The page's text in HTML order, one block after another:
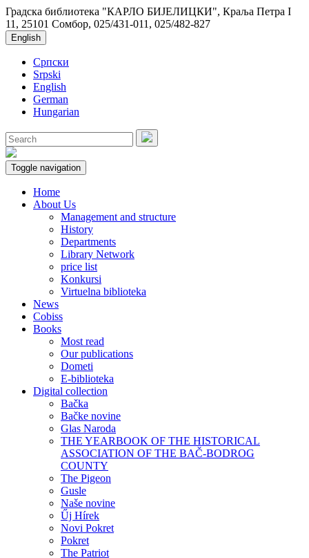
Градска библиотека "КАРЛО БИЈЕЛИЦКИ", Краља Петра I
11, 25101 Сомбор, 025/431-011, 025/482-827
English
Српски
Srpski
English
German
Hungarian
Toggle navigation
Home
About Us
Management and structure
History
Departments
Library Network
price list
Konkursi
Virtuelna biblioteka
News
Cobiss
Books
Most read
Our publications
Dometi
E-biblioteka
Digital collection
Bačka
Bačke novine
Glas Naroda
THE YEARBOOK OF THE HISTORICAL
ASSOCIATION OF THE BAČ-BODROG
COUNTY
The Pigeon
Gusle
Naše novine
Űj Hírek
Novi Pokret
Pokret
The Patriot